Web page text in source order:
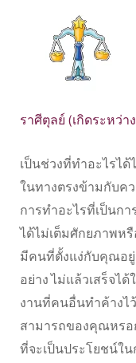
ราศีตุลย์ (เกิดระหว่
เป็นช่วงที่ทำอะไรไ
ในทางตรงข้ามกับค
การทำอะไรที่เป็นก
ได้ไม่เต็มศักยภาพห
มีคนที่ตั้งแง่กับคุณอ
อย่าง ไม่แล้วเสร็จไ
งานที่คนอื่นทำค้างไ
สามารถของคุณหรอ
ที่จะเป็นประโยชน์ใ